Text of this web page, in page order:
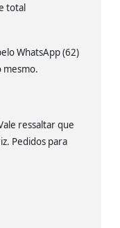
total
WhatsApp (62)
mesmo.
ressaltar que
Pedidos para